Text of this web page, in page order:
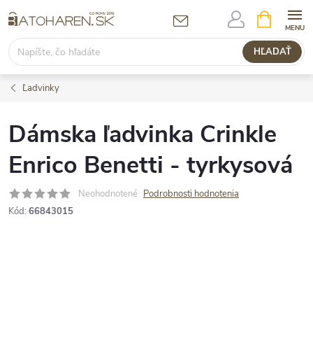
na
obsah
HĽADAŤ
KOŠÍK
Ľadvinky
Dámska ľadvinka Crinkle
Enrico Benetti - tyrkysová
Neohodnotené Podrobnosti hodnotenia
Kód: 66843015